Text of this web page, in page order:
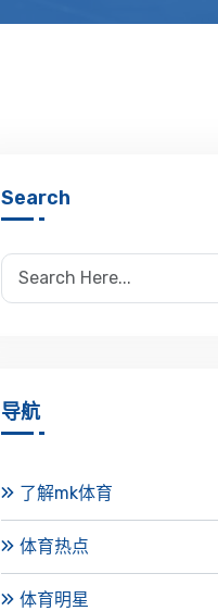
Search
导航
了解mk体育
体育热点
体育明星